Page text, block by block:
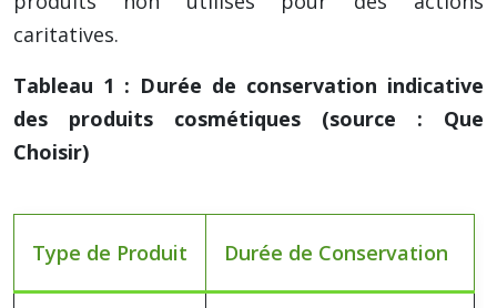
caritatives.
Tableau 1 : Durée de conservation indicative
des produits cosmétiques (source : Que
Choisir)
Type de Produit Durée de Conservation